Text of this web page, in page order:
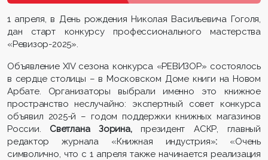
1 апреля, в День рождения Николая Васильевича Гоголя,
дан старт конкурсу профессионального мастерства
«Ревизор-2025».
Объявление XIV сезона конкурса «РЕВИЗОР» состоялось
в сердце столицы – в Московском Доме книги на Новом
Арбате. Организаторы выбрали именно это книжное
пространство неслучайно: экспертный совет конкурса
объявил 2025-й – годом поддержки книжных магазинов
России. Светлана Зорина,президент АСКР, главный
редактор журнала «Книжная индустрия»: «Очень
символично, что с 1 апреля также начинается реализация